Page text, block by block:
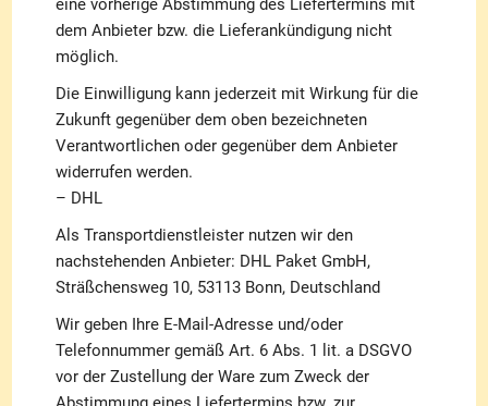
eine vorherige Abstimmung des Liefertermins mit
dem Anbieter bzw. die Lieferankündigung nicht
möglich.
Die Einwilligung kann jederzeit mit Wirkung für die
Zukunft gegenüber dem oben bezeichneten
Verantwortlichen oder gegenüber dem Anbieter
widerrufen werden.
– DHL
Als Transportdienstleister nutzen wir den
nachstehenden Anbieter: DHL Paket GmbH,
Sträßchensweg 10, 53113 Bonn, Deutschland
Wir geben Ihre E-Mail-Adresse und/oder
Telefonnummer gemäß Art. 6 Abs. 1 lit. a DSGVO
vor der Zustellung der Ware zum Zweck der